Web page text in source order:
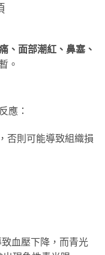
、面部潮紅、鼻塞、
。
應：
否則可能導致組織損
血壓下降，而青光